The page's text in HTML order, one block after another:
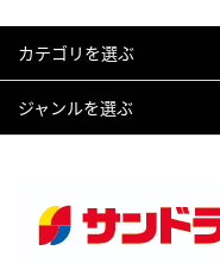
カテゴリを選ぶ
ジャンルを選ぶ